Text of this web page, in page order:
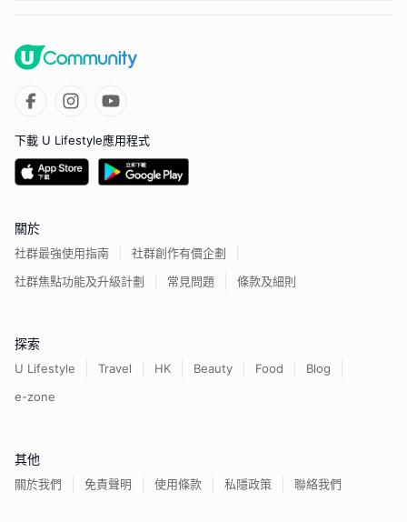
下載 U Lifestyle應用程式
關於
社群最強使用指南
社群創作有價企劃
社群焦點功能及升級計劃
常見問題 條款及細則
探索
U Lifestyle Travel HK Beauty Food
Blog
e-zone
其他
關於我們 免責聲明 使用條款 私隱政策 聯絡我們